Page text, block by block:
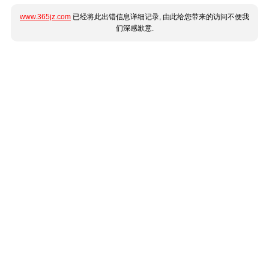
www.365jz.com 已经将此出错信息详细记录, 由此给您带来的访问不便我
们深感歉意.